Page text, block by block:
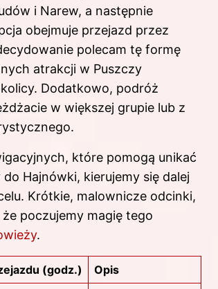
i Narew, a następnie
obejmuje przejazd przez
polecam tę formę
atrakcji w Puszczy
Dodatkowo, podróż
w większej grupie lub z
które pomogą unikać
Hajnówki, kierujemy się dalej
Krótkie, malownicze odcinki,
poczujemy magię tego
.
(godz.) Opis